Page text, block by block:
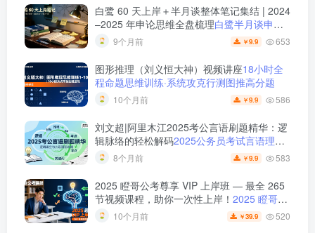
白鹭 60 天上岸＋半月谈整体笔记集结 | 2024
–2025 年申论思维全盘梳理白鹭半月谈申论
笔记全集：60天上岸＋大作文＋小题＋解题
9个月前 ￥9.9 653
图形推理（刘义恒大神）视频讲座18小时全
程命题思维训练·系统攻克行测图推高分题
10个月前 ￥9.9 586
刘文超|阿里木江2025考公言语刷题精华：逻
辑脉络的轻松解码2025公务员考试言语理解
刷题视频课程
8个月前 ￥9.9 583
2025 瞪哥公考尊享 VIP 上岸班 — 最全 265
节视频课程，助你一次性上岸！ 2025 瞪哥公
考尊享 VIP 上岸班 — 最全 265 节视频课
程，助你一次性上岸！
10个月前 ￥39.9 520